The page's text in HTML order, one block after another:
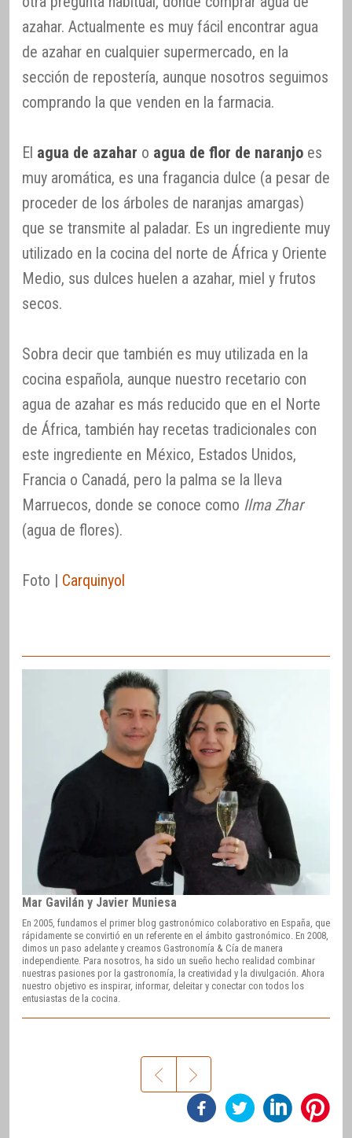
azahar. Actualmente es muy fácil encontrar agua
de azahar en cualquier supermercado, en la
sección de repostería, aunque nosotros seguimos
comprando la que venden en la farmacia.
El agua de azahar o agua de flor de naranjo es
muy aromática, es una fragancia dulce (a pesar de
proceder de los árboles de naranjas amargas)
que se transmite al paladar. Es un ingrediente muy
utilizado en la cocina del norte de África y Oriente
Medio, sus dulces huelen a azahar, miel y frutos
secos.
Sobra decir que también es muy utilizada en la
cocina española, aunque nuestro recetario con
agua de azahar es más reducido que en el Norte
de África, también hay recetas tradicionales con
este ingrediente en México, Estados Unidos,
Francia o Canadá, pero la palma se la lleva
Marruecos, donde se conoce como Ilma Zhar
(agua de flores).
Foto | Carquinyol
Mar Gavilán y Javier Muniesa
En 2005, fundamos el primer blog gastronómico colaborativo en España, que
rápidamente se convirtió en un referente en el ámbito gastronómico. En 2008,
dimos un paso adelante y creamos Gastronomía & Cía de manera
independiente. Para nosotros, ha sido un sueño hecho realidad combinar
nuestras pasiones por la gastronomía, la creatividad y la divulgación. Ahora
nuestro objetivo es inspirar, informar, deleitar y conectar con todos los
entusiastas de la cocina.